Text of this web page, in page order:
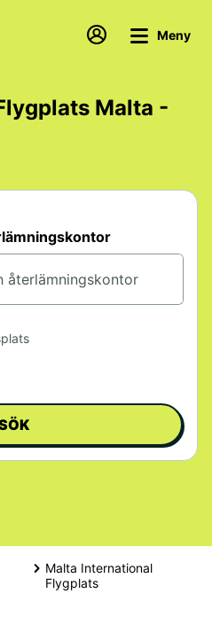
Meny
Malta -
Malta International
Flygplats